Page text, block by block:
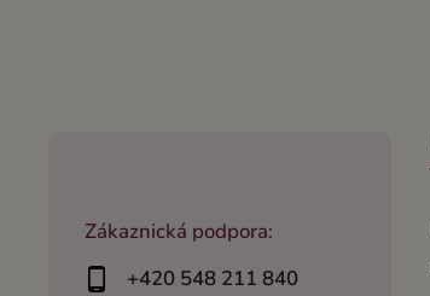
Zákaznická podpora:
+420 548 211 840